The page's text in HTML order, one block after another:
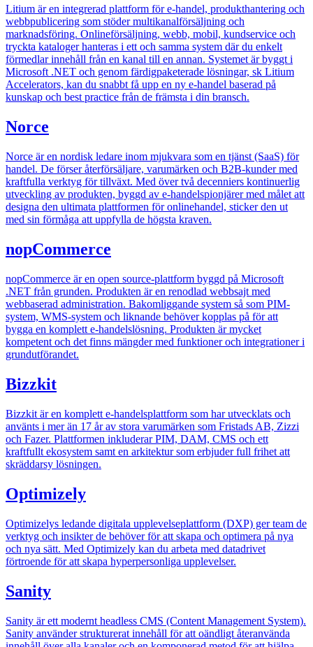
Litium är en integrerad plattform för e-handel, produkthantering och
webbpublicering som stöder multikanalförsäljning och
marknadsföring. Onlineförsäljning, webb, mobil, kundservice och
tryckta kataloger hanteras i ett och samma system där du enkelt
förmedlar innehåll från en kanal till en annan. Systemet är byggt i
Microsoft .NET och genom färdigpaketerade lösningar, sk Litium
Accelerators, kan du snabbt få upp en ny e-handel baserad på
kunskap och best practice från de främsta i din bransch.
Norce
Norce är en nordisk ledare inom mjukvara som en tjänst (SaaS) för
handel. De förser återförsäljare, varumärken och B2B-kunder med
kraftfulla verktyg för tillväxt. Med över två decenniers kontinuerlig
utveckling av produkten, byggd av e-handelspionjärer med målet att
designa den ultimata plattformen för onlinehandel, sticker den ut
med sin förmåga att uppfylla de högsta kraven.
nopCommerce
nopCommerce är en open source-plattform byggd på Microsoft
.NET från grunden. Produkten är en renodlad webbsajt med
webbaserad administration. Bakomliggande system så som PIM-
system, WMS-system och liknande behöver kopplas på för att
bygga en komplett e-handelslösning. Produkten är mycket
kompetent och det finns mängder med funktioner och integrationer i
grundutförandet.
Bizzkit
Bizzkit är en komplett e-handelsplattform som har utvecklats och
använts i mer än 17 år av stora varumärken som Fristads AB, Zizzi
och Fazer. Plattformen inkluderar PIM, DAM, CMS och ett
kraftfullt ekosystem samt en arkitektur som erbjuder full frihet att
skräddarsy lösningen.
Optimizely
Optimizelys ledande digitala upplevelseplattform (DXP) ger team de
verktyg och insikter de behöver för att skapa och optimera på nya
och nya sätt. Med Optimizely kan du arbeta med datadrivet
förtroende för att skapa hyperpersonliga upplevelser.
Sanity
Sanity är ett modernt headless CMS (Content Management System).
Sanity använder strukturerat innehåll för att oändligt återanvända